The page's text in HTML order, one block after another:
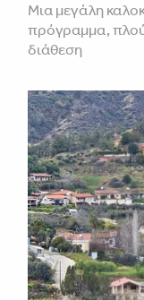
Μια μεγάλη
πρόγραμμα,
διάθεση